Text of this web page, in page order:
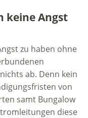
keine Angst
zu haben ohne
ab. Denn kein
von
samt Bungalow
diese